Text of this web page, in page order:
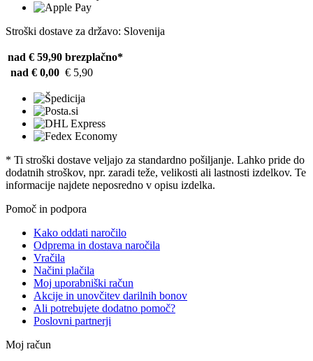
Stroški dostave za državo: Slovenija
nad € 59,90 brezplačno*
nad € 0,00 € 5,90
* Ti stroški dostave veljajo za standardno pošiljanje. Lahko pride do
dodatnih stroškov, npr. zaradi teže, velikosti ali lastnosti izdelkov. Te
informacije najdete neposredno v opisu izdelka.
Pomoč in podpora
Kako oddati naročilo
Odprema in dostava naročila
Vračila
Načini plačila
Moj uporabniški račun
Akcije in unovčitev darilnih bonov
Ali potrebujete dodatno pomoč?
Poslovni partnerji
Moj račun